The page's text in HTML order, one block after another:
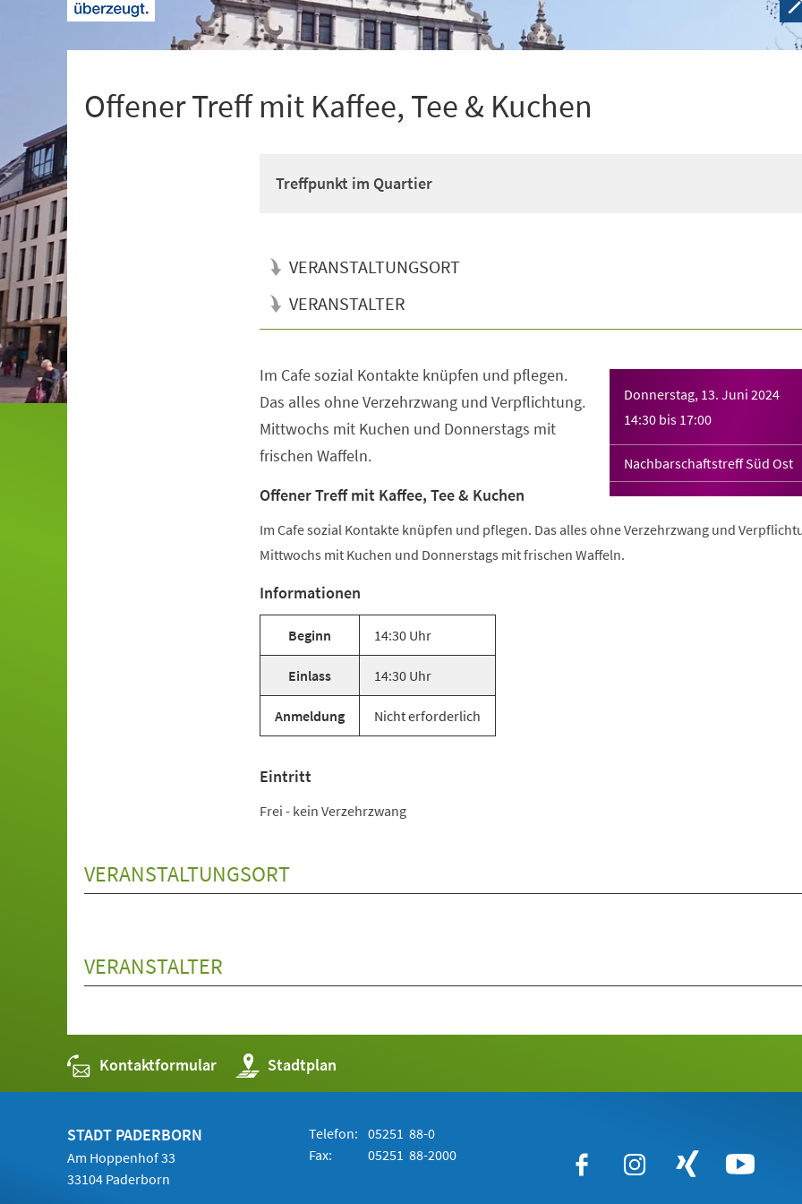
Offener Treff mit Kaffee, Tee & Kuchen
Treffpunkt im Quartier
VERANSTALTUNGSORT
VERANSTALTER
Donnerstag, 13. Juni 2024
14:30 bis 17:00
Nachbarschaftstreff Süd Ost
Im Cafe sozial Kontakte knüpfen und pflegen.
Das alles ohne Verzehrzwang und Verpflichtung.
Mittwochs mit Kuchen und Donnerstags mit
frischen Waffeln.
Offener Treff mit Kaffee, Tee & Kuchen
Im Cafe sozial Kontakte knüpfen und pflegen. Das alles ohne Verzehrzwang und
Mittwochs mit Kuchen und Donnerstags mit frischen Waffeln.
Informationen
Beginn 14:30 Uhr
Einlass 14:30 Uhr
Anmeldung Nicht erforderlich
Eintritt
Frei - kein Verzehrzwang
VERANSTALTUNGSORT
VERANSTALTER
Kontaktformular Stadtplan
(Öffnet
in
einem
STADT PADERBORN
Am Hoppenhof 33
33104 Paderborn
Telefon: 05251 88-0
Fax:
05251 88-2000